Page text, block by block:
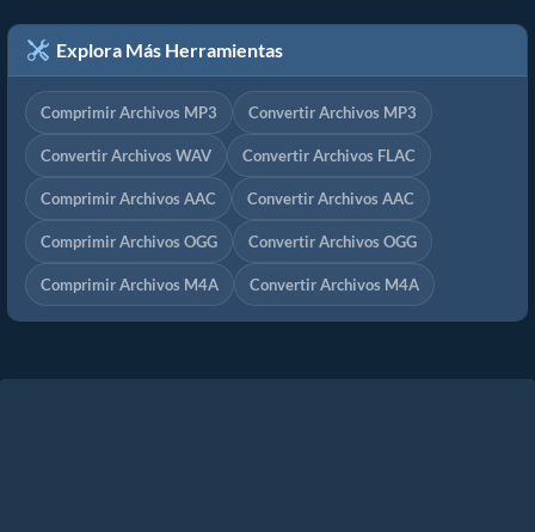
Explora Más Herramientas
Comprimir Archivos MP3 Convertir Archivos MP3
Convertir Archivos WAV Convertir Archivos FLAC
Comprimir Archivos AAC Convertir Archivos AAC
Comprimir Archivos OGG Convertir Archivos OGG
Comprimir Archivos M4A Convertir Archivos M4A